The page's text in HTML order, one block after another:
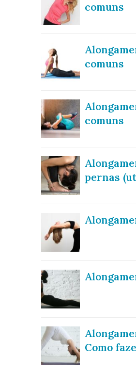
comuns
comuns
comuns
pernas
Como